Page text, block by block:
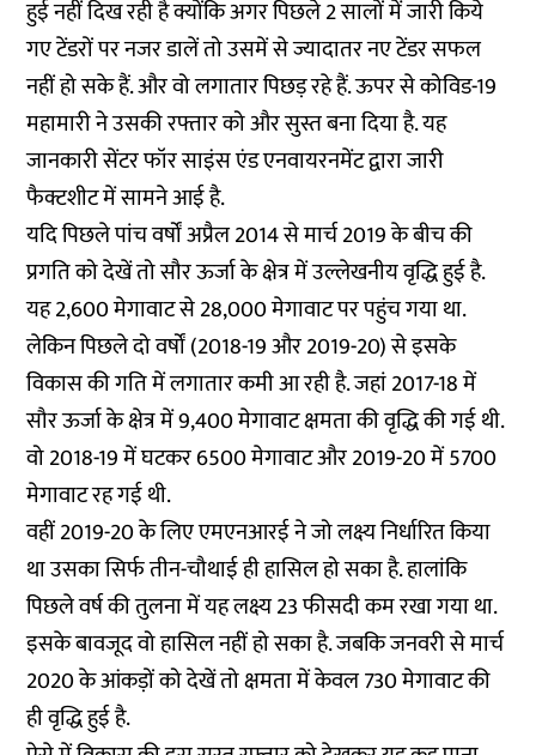
हुई नहीं दिख रही है क्योंकि अगर पिछले 2 सालों में जारी किये
गए टेंडरों पर नजर डालें तो उसमें से ज्यादातर नए टेंडर सफल
नहीं हो सके हैं. और वो लगातार पिछड़ रहे हैं. ऊपर से कोविड-19
महामारी ने उसकी रफ्तार को और सुस्त बना दिया है. यह
जानकारीसेंटर फॉर साइंस एंड एनवायरनमेंट द्वारा जारी
फैक्टशीटमें सामने आई है.
यदि पिछले पांच वर्षों अप्रैल 2014 से मार्च 2019 के बीच की
प्रगति को देखें तो सौर ऊर्जा के क्षेत्र में उल्लेखनीय वृद्धि हुई है.
यह 2,600 मेगावाट से 28,000 मेगावाट पर पहुंच गया था.
लेकिन पिछले दो वर्षों (2018-19 और 2019-20) से इसके
विकास की गति में लगातार कमी आ रही है. जहां 2017-18 में
सौर ऊर्जा के क्षेत्र में 9,400 मेगावाट क्षमता की वृद्धि की गई थी.
वो 2018-19 में घटकर 6500 मेगावाट और 2019-20 में 5700
मेगावाट रह गई थी.
वहीं 2019-20 के लिए एमएनआरई ने जो लक्ष्य निर्धारित किया
था उसका सिर्फ तीन-चौथाई ही हासिल हो सका है. हालांकि
पिछले वर्ष की तुलना में यह लक्ष्य 23 फीसदी कम रखा गया था.
इसके बावजूद वो हासिल नहीं हो सका है. जबकि जनवरी से मार्च
2020 के आंकड़ों को देखें तो क्षमता में केवल 730 मेगावाट की
ही वृद्धि हुई है.